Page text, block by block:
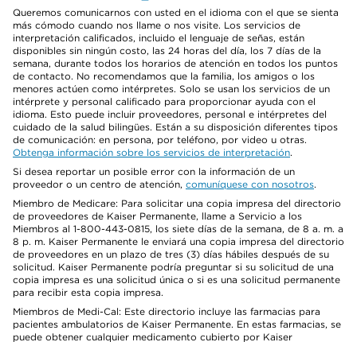
Queremos comunicarnos con usted en el idioma con el que se sienta
más cómodo cuando nos llame o nos visite. Los servicios de
interpretación calificados, incluido el lenguaje de señas, están
disponibles sin ningún costo, las 24 horas del día, los 7 días de la
semana, durante todos los horarios de atención en todos los puntos
de contacto. No recomendamos que la familia, los amigos o los
menores actúen como intérpretes. Solo se usan los servicios de un
intérprete y personal calificado para proporcionar ayuda con el
idioma. Esto puede incluir proveedores, personal e intérpretes del
cuidado de la salud bilingües. Están a su disposición diferentes tipos
de comunicación: en persona, por teléfono, por video u otras.
Obtenga información sobre los servicios de interpretación.
Si desea reportar un posible error con la información de un
proveedor o un centro de atención, comuníquese con nosotros.
Miembro de Medicare: Para solicitar una copia impresa del directorio
de proveedores de Kaiser Permanente, llame a Servicio a los
Miembros al 1-800-443-0815, los siete días de la semana, de 8 a. m. a
8 p. m. Kaiser Permanente le enviará una copia impresa del directorio
de proveedores en un plazo de tres (3) días hábiles después de su
solicitud. Kaiser Permanente podría preguntar si su solicitud de una
copia impresa es una solicitud única o si es una solicitud permanente
para recibir esta copia impresa.
Miembros de Medi-Cal: Este directorio incluye las farmacias para
pacientes ambulatorios de Kaiser Permanente. En estas farmacias, se
puede obtener cualquier medicamento cubierto por Kaiser